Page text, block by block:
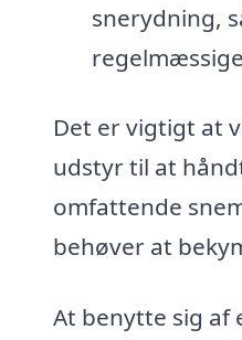
snerydning,
Det er vigtigt at
udstyr til at
omfattende
behøver at
At benytte sig af